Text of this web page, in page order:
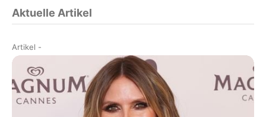
Aktuelle Artikel
Artikel -